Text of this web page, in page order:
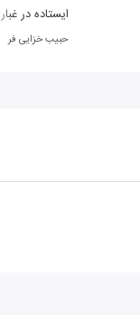
ایستاده در غبار
حبیب خزایی فر